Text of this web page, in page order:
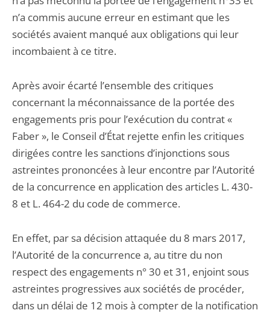
n’a commis aucune erreur en estimant que les
sociétés avaient manqué aux obligations qui leur
incombaient à ce titre.
Après avoir écarté l’ensemble des critiques
concernant la méconnaissance de la portée des
engagements pris pour l’exécution du contrat «
Faber », le Conseil d’État rejette enfin les critiques
dirigées contre les sanctions d’injonctions sous
astreintes prononcées à leur encontre par l’Autorité
de la concurrence en application des articles L. 430-
8 et L. 464-2 du code de commerce.
En effet, par sa décision attaquée du 8 mars 2017,
l’Autorité de la concurrence a, au titre du non
respect des engagements n° 30 et 31, enjoint sous
astreintes progressives aux sociétés de procéder,
dans un délai de 12 mois à compter de la notification